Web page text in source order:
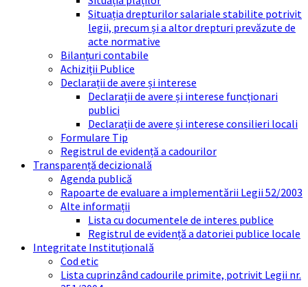
Situația drepturilor salariale stabilite potrivit
legii, precum și a altor drepturi prevăzute de
acte normative
Bilanțuri contabile
Achiziții Publice
Declarații de avere și interese
Declarații de avere și interese funcționari
publici
Declarații de avere și interese consilieri locali
Formulare Tip
Registrul de evidență a cadourilor
Transparență decizională
Agenda publică
Rapoarte de evaluare a implementării Legii 52/2003
Alte informații
Lista cu documentele de interes publice
Registrul de evidență a datoriei publice locale
Integritate Instituțională
Cod etic
Lista cuprinzând cadourile primite, potrivit Legii nr.